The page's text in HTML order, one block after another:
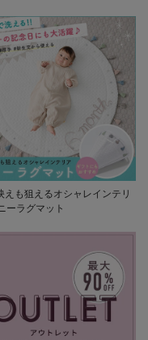
えも狙えるオシャレインテリ
ーラグマット